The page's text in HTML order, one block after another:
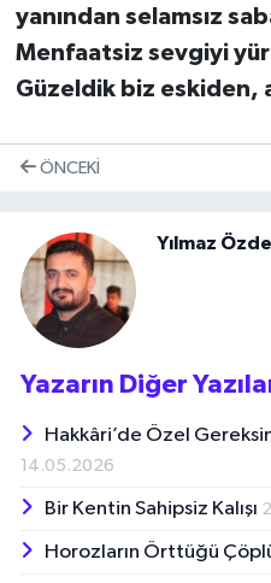
yanından selamsız
Menfaatsiz sevgiyi
Güzeldik biz eskiden,
ÖNCEKI
Yılmaz
Yazarın Diğer
Hakkâri’de Özel
14.05.2026
Bir Kentin Sahipsiz Kalışı
Horozların Örttüğü